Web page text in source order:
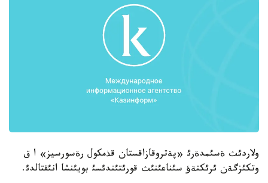
ولاردئث ةسئمدةرئ «پةتروقازاقستان قذمكول رةسورسيز» ا ق
وتكئزگةن ئرئكتةؤ سئناعئنئث قورئتئندئسئ بويئنشا انئقتالدئ.